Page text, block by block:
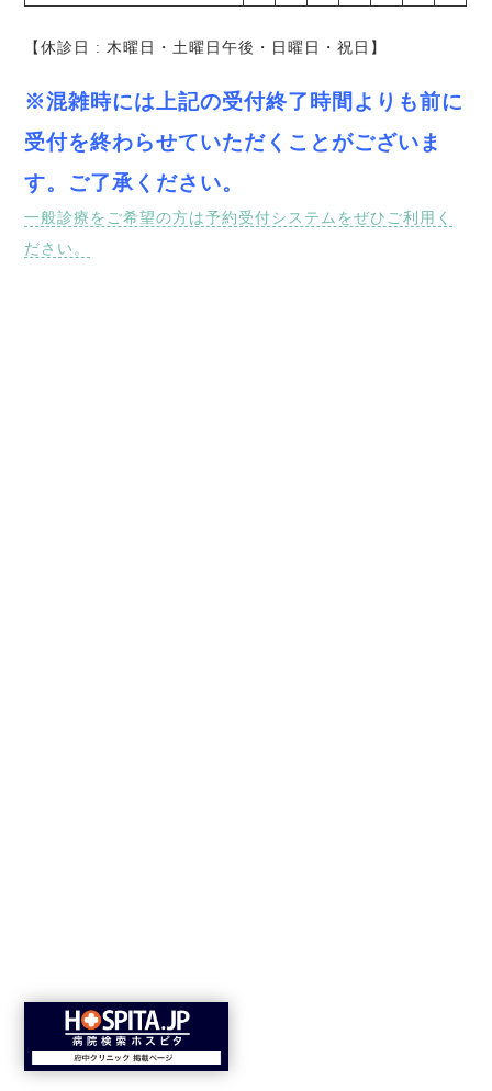
【休診日 : 木曜日・土曜日午後・日曜日・祝日】
※混雑時には上記の受付終了時間よりも前に
受付を終わらせていただくことがございま
す。ご了承ください。
一般診療をご希望の方は予約受付システムをぜひご利用く
ださい。